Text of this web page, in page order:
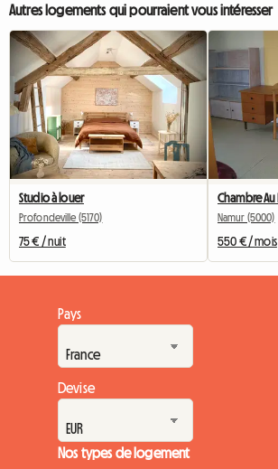
Autres logements qui pourraient vous intéresser
Studio à louer
Profondeville (5170)
75 € / nuit
Namur (5000)
550 € / mois
Pays
Devise
Nos types de logement